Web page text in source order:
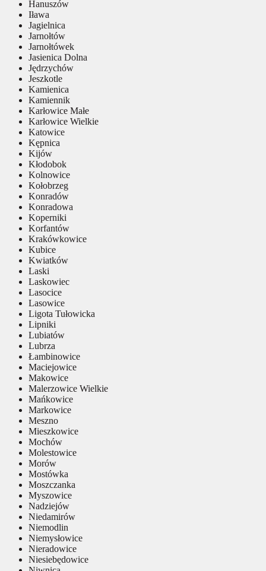
Hanuszów
Iława
Jagielnica
Jarnołtów
Jarnołtówek
Jasienica Dolna
Jędrzychów
Jeszkotle
Kamienica
Kamiennik
Karłowice Małe
Karłowice Wielkie
Katowice
Kępnica
Kijów
Kłodobok
Kolnowice
Kołobrzeg
Konradów
Konradowa
Koperniki
Korfantów
Krakówkowice
Kubice
Kwiatków
Laski
Laskowiec
Lasocice
Lasowice
Ligota Tułowicka
Lipniki
Lubiatów
Lubrza
Łambinowice
Maciejowice
Makowice
Malerzowice Wielkie
Mańkowice
Markowice
Meszno
Mieszkowice
Mochów
Molestowice
Morów
Mostówka
Moszczanka
Myszowice
Nadziejów
Niedamirów
Niemodlin
Niemysłowice
Nieradowice
Niesiebędowice